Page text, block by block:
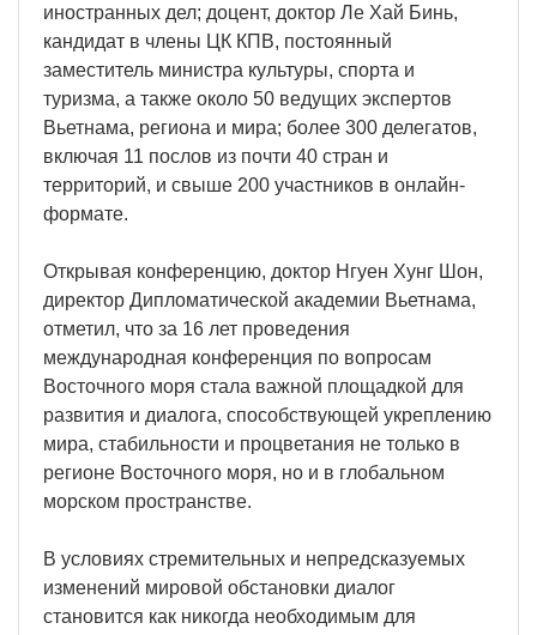
иностранных дел; доцент, доктор Ле Хай Бинь,
кандидат в члены ЦК КПВ, постоянный
заместитель министра культуры, спорта и
туризма, а также около 50 ведущих экспертов
Вьетнама, региона и мира; более 300 делегатов,
включая 11 послов из почти 40 стран и
территорий, и свыше 200 участников в онлайн-
формате.
Открывая конференцию, доктор Нгуен Хунг Шон,
директор Дипломатической академии Вьетнама,
отметил, что за 16 лет проведения
международная конференция по вопросам
Восточного моря стала важной площадкой для
развития и диалога, способствующей укреплению
мира, стабильности и процветания не только в
регионе Восточного моря, но и в глобальном
морском пространстве.
В условиях стремительных и непредсказуемых
изменений мировой обстановки диалог
становится как никогда необходимым для